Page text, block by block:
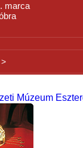
marca
Múzeum